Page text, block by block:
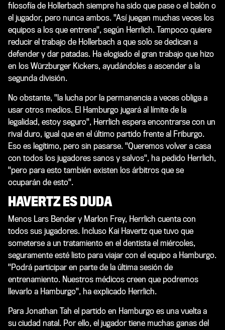
filosofía de Hollerbach siempre ha sido que pase o el balón o
el jugador, pero nunca ambos. "Así juegan muchas veces los
equipos a los que entrena", según Herrlich. Tampoco quiere
reducir el trabajo de Hollerbach a que solo se dedican a
defender y dar patadas. Ha elogiado el gran trabajo que hizo
en los Würzburger Kickers, ayudándoles a ascender a la
segunda división.
No obstante, "la lucha por la permanencia a veces obliga a
usar otros medios. El Hamburgo jugará al límite de la
legalidad, estoy seguro", Herrlich espera encontrarse con un
rival duro, igual que en el último partido frente al Friburgo.
Eso es legítimo, pero sin pasarse. "Queremos volver a casa
con todos los jugadores sanos y salvos", ha pedido Herrlich,
"pero para esto también existen los árbitros que se
ocuparán de esto".
HAVERTZ ES DUDA
Menos Lars Bender y Marlon Frey, Herrlich cuenta con
todos sus jugadores. Incluso Kai Havertz que tuvo que
someterse a un tratamiento en el dentista el miércoles,
seguramente esté listo para viajar con el equipo a Hamburgo.
"Podrá participar en parte de la última sesión de
entrenamiento. Nuestros médicos creen que podremos
llevarlo a Hamburgo", ha explicado Herrlich.
Para Jonathan Tah el partido en Hamburgo es una vuelta a
su ciudad natal. Por ello, el jugador tiene muchas ganas del